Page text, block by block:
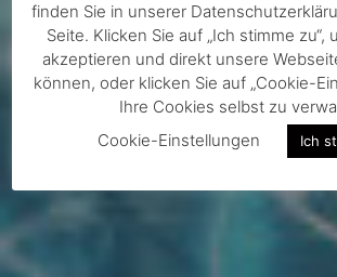
finden Sie in unserer
Seite. Klicken Sie auf „Ich stimme zu“,
akzeptieren und direkt unsere
können, oder klicken Sie auf „Cookie-
Ihre Cookies selbst zu
Cookie-Einstellungen
Ich